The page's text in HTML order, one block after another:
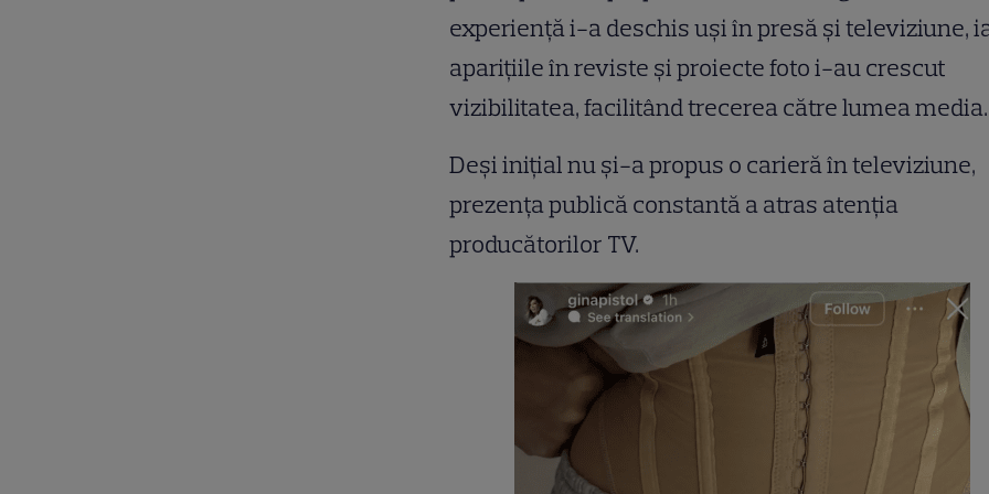
experiență i-a deschis uși în presă și televiziune,
aparițiile în reviste și proiecte foto i-au crescut
vizibilitatea, facilitând trecerea către lumea media.
Deși inițial nu și-a propus o carieră în televiziune,
prezența publică constantă a atras atenția
producătorilor TV.